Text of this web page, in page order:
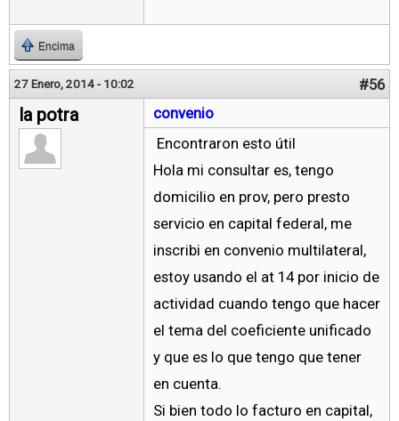
Encima
27 Enero, 2014 - 10:02 #56
la potra
convenio
Encontraron esto útil
Hola mi consultar es, tengo
domicilio en prov, pero presto
servicio en capital federal, me
inscribi en convenio multilateral,
estoy usando el at 14 por inicio de
actividad cuando tengo que hacer
el tema del coeficiente unificado
y que es lo que tengo que tener
en cuenta.
Si bien todo lo facturo en capital,